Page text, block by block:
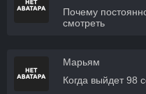
Почему
смотреть
Марьям
Когда выйдет 98